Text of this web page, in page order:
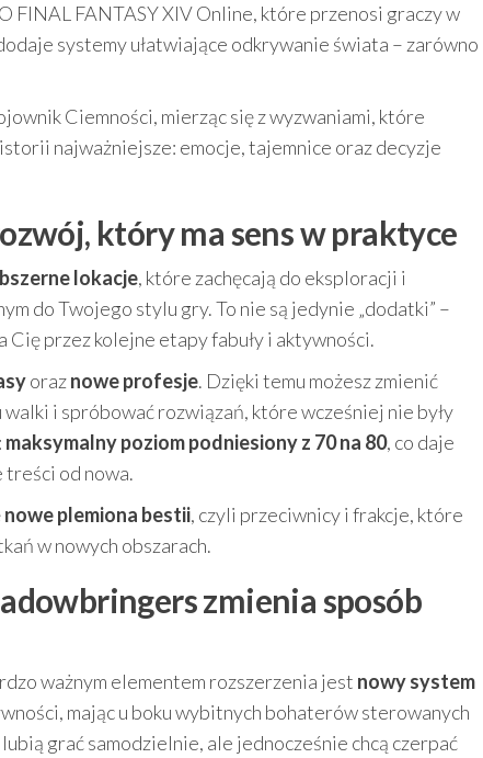
FANTASY XIV Online, które przenosi graczy w
systemy ułatwiające odkrywanie świata – zarówno
Ciemności, mierząc się z wyzwaniami, które
najważniejsze: emocje, tajemnice oraz decyzje
który ma sens w praktyce
lokacje, które zachęcają do eksploracji i
do Twojego stylu gry. To nie są jedynie „dodatki” –
przez kolejne etapy fabuły i aktywności.
oraznowe profesje. Dzięki temu możesz zmienić
i spróbować rozwiązań, które wcześniej nie były
maksymalny poziom podniesiony z 70 na 80, co daje
treści od nowa.
nowe plemiona bestii, czyli przeciwnicy i frakcje, które
w nowych obszarach.
zmienia sposób
ważnym elementem rozszerzenia jest nowy system
mając u boku wybitnych bohaterów sterowanych
grać samodzielnie, ale jednocześnie chcą czerpać